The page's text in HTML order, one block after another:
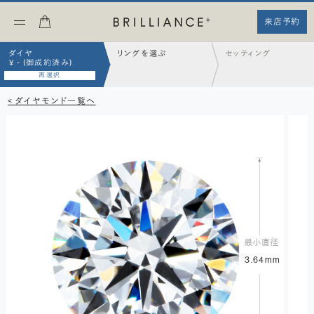
来店予約
ダイヤ
¥ - (御成約済み)
再選択
リングを選ぶ セッティング
< ダイヤモンド一覧へ
3.64mm